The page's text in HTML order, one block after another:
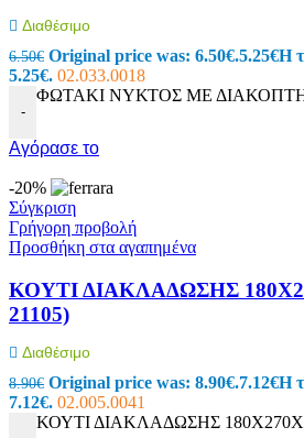
Διαθέσιμο
6.50€ Original price was: 6.50€.5.25€Η
5.25€. 02.033.0018
-
ΦΩΤΑΚΙ ΝΥΚΤΟΣ ΜΕ ΔΙΑΚΟΠΤΗ
Αγόρασε το
-20%
Σύγκριση
Γρήγορη προβολή
Προσθήκη στα αγαπημένα
ΚΟΥΤΙ ΔΙΑΚΛΑΔΩΣΗΣ
21105)
Διαθέσιμο
8.90€ Original price was: 8.90€.7.12€Η
7.12€. 02.005.0041
ΚΟΥΤΙ ΔΙΑΚΛΑΔΩΣΗΣ